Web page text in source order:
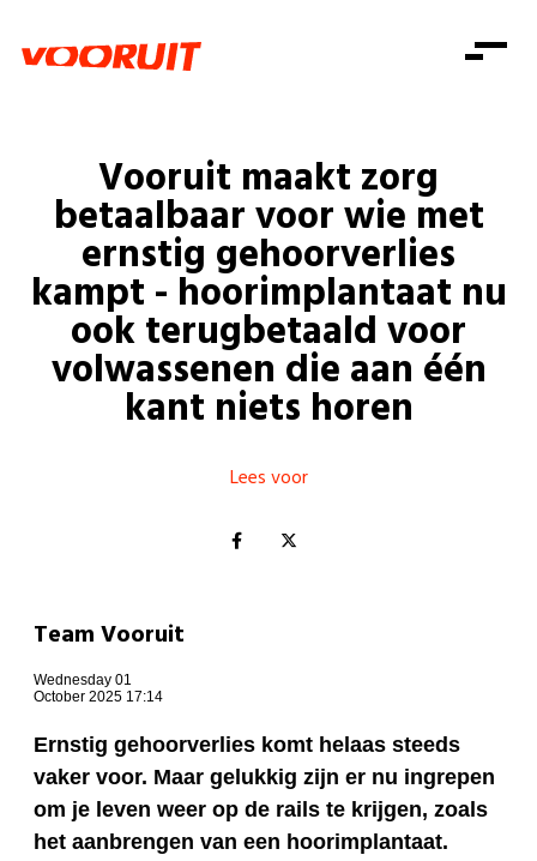
Zorg
Gelijke kansen
Welzijn
Consumentenbescherming
Pensioenen
Onze mensen
Standpunten
Vacatures
Doe mee
Doe mee
Word lid
Mis niets
Shop
Zoeken
Login
Login
Doe mee
Vooruit maakt zorg
betaalbaar voor wie met
ernstig gehoorverlies
kampt - hoorimplantaat nu
ook terugbetaald voor
volwassenen die aan één
kant niets horen
Lees voor
Team Vooruit
Wednesday 01
October 2025 17:14
Ernstig gehoorverlies komt helaas steeds
vaker voor. Maar gelukkig zijn er nu ingrepen
om je leven weer op de rails te krijgen, zoals
het aanbrengen van een hoorimplantaat.